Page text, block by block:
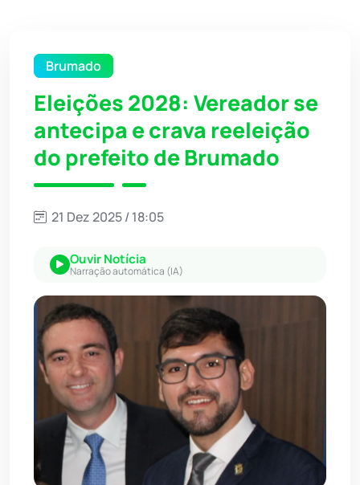
Brumado
Eleições 2028: Vereador se
antecipa e crava reeleição
do prefeito de Brumado
21 Dez 2025 / 18:05
Ouvir Notícia
Narração automática (IA)